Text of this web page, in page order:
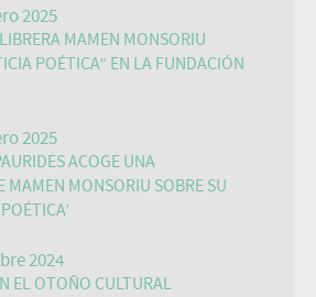
2025
MAMEN MONSORIU
POÉTICA” EN LA FUNDACIÓN
2025
ACOGE UNA
MAMEN MONSORIU SOBRE SU
2024
EL OTOÑO CULTURAL